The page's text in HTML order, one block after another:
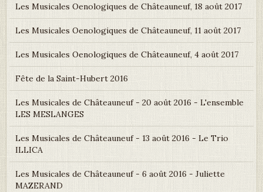
Les Musicales Oenologiques de Châteauneuf, 18 août 2017
Les Musicales Oenologiques de Châteauneuf, 11 août 2017
Les Musicales Oenologiques de Châteauneuf, 4 août 2017
Fête de la Saint-Hubert 2016
Les Musicales de Châteauneuf - 20 août 2016 - L'ensemble
LES MESLANGES
Les Musicales de Châteauneuf - 13 août 2016 - Le Trio
ILLICA
Les Musicales de Châteauneuf - 6 août 2016 - Juliette
MAZERAND